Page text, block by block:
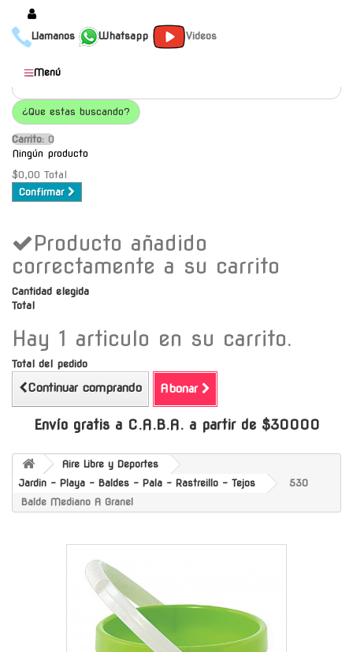
Llamanos Whatsapp Videos
Productos
Populares
Categorías
Marcas
Mayoristas
Contacto
Envío gratis a C.A.B.A. a
partir de $30000
Menú
¿Que estas buscando?
Carrito: O
Ningún producto
$0,00 Total
Confirmar
Producto añadido
correctamente a su carrito
Cantidad elegida
Total
Hay 1 articulo en su carrito.
Total del pedido
Continuar comprando Abonar
Envío gratis a C.A.B.A. a partir de $30000
Aire Libre y Deportes
Jardin - Playa - Baldes - Pala - Rastreillo - Tejos
530
Balde Mediano A Granel